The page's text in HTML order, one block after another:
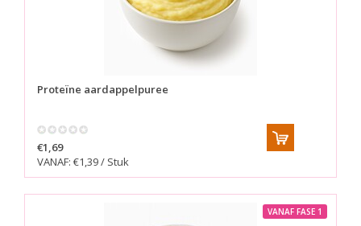
Proteïne aardappelpuree
€1,69
VANAF: €1,39 / Stuk
VANAF FASE 1